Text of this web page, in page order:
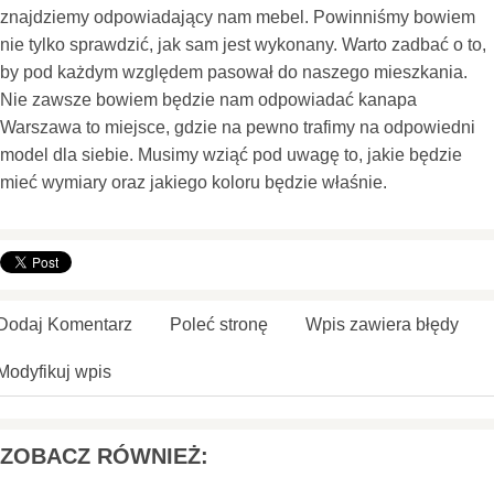
znajdziemy odpowiadający nam mebel. Powinniśmy bowiem
nie tylko sprawdzić, jak sam jest wykonany. Warto zadbać o to,
by pod każdym względem pasował do naszego mieszkania.
Nie zawsze bowiem będzie nam odpowiadać kanapa
Warszawa to miejsce, gdzie na pewno trafimy na odpowiedni
model dla siebie. Musimy wziąć pod uwagę to, jakie będzie
mieć wymiary oraz jakiego koloru będzie właśnie.
Komentarz Poleć stronę Wpis zawiera błędy
wpis
ZOBACZ RÓWNIEŻ: